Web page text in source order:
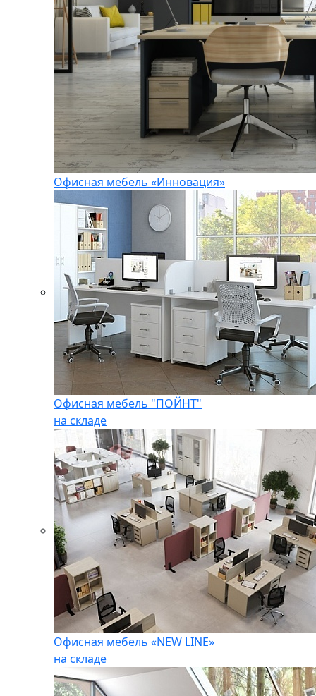
Офисная мебель «Инновация»
Офисная мебель "ПОЙНТ"
на складе
Офисная мебель «NEW LINE»
на складе